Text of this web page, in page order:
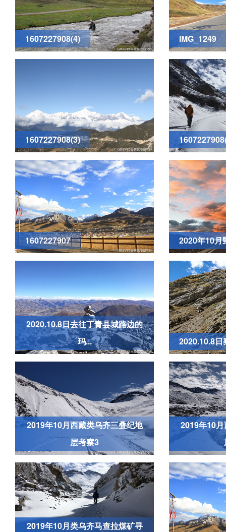
1607227908(4) IMG_1249
1607227908(3)
1607227907 2020年10月
2020.10.8日去往丁青县城路边的
玛...
2020.10.8日
2019年10月西藏类乌齐三叠纪地
层考察3
2019年10
2019年10月类乌齐马查拉煤矿寻